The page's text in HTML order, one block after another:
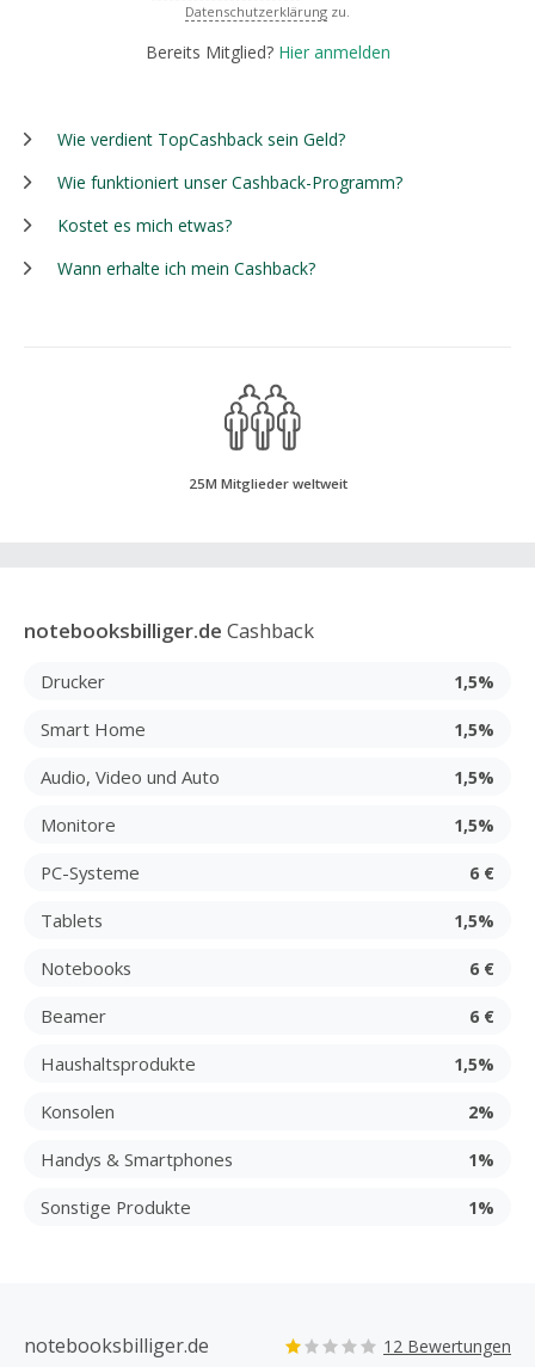
Datenschutzerklärung zu.
Bereits Mitglied? Hier anmelden
Wie verdient TopCashback sein Geld?
Wie funktioniert unser Cashback-Programm?
Kostet es mich etwas?
Wann erhalte ich mein Cashback?
25M Mitglieder weltweit
notebooksbilliger.de Cashback
Drucker 1,5%
Smart Home 1,5%
Audio, Video und Auto 1,5%
Monitore 1,5%
PC-Systeme 6 €
Tablets 1,5%
Notebooks 6 €
Beamer 6 €
Haushaltsprodukte 1,5%
Konsolen 2%
Handys & Smartphones 1%
Sonstige Produkte 1%
notebooksbilliger.de 12 Bewertungen